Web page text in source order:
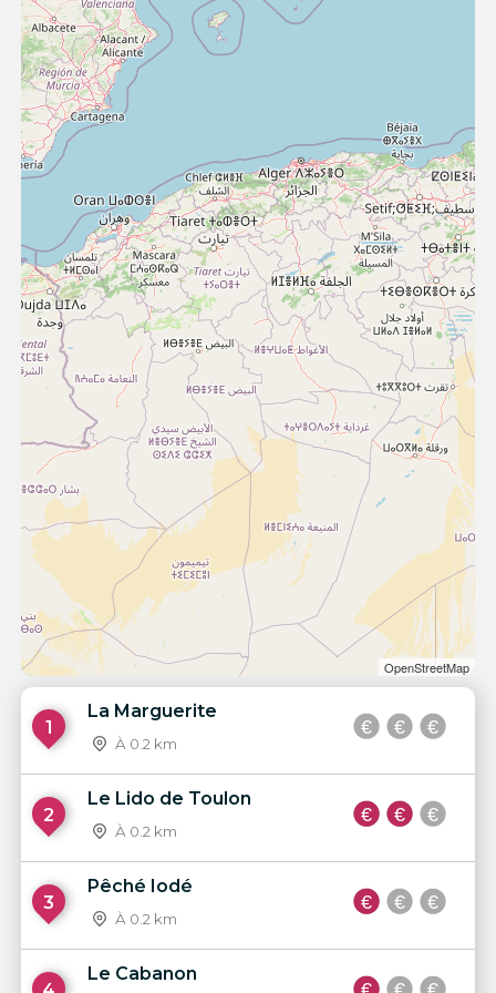
OpenStreetMap
1
La Marguerite
À 0.2 km
2
Le Lido de Toulon
À 0.2 km
3
Pêché Iodé
À 0.2 km
Le Cabanon